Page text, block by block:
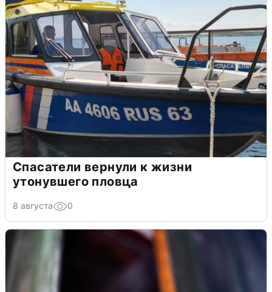
Спасатели вернули к жизни
утонувшего пловца
8 августа 0